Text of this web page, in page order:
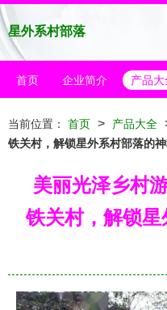
星外系村部落
首页 企业简介 产品大
当前位置： 首页 > 产品大全
铁关村，解锁星外系村部落的
美丽光泽乡村
铁关村，解锁